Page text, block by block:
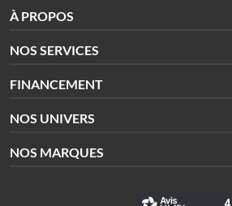
À PROPOS
NOS SERVICES
FINANCEMENT
NOS UNIVERS
NOS MARQUES